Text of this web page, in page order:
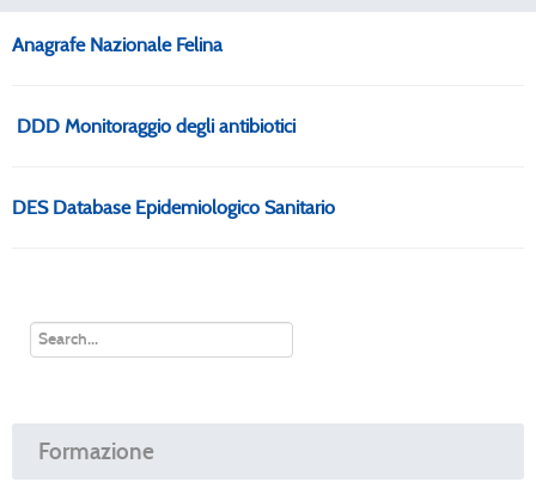
Anagrafe Nazionale Felina
DDD Monitoraggio degli antibiotici
DES Database Epidemiologico Sanitario
Formazione